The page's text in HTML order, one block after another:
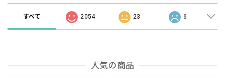
すべて 2054 23 6
人気の商品